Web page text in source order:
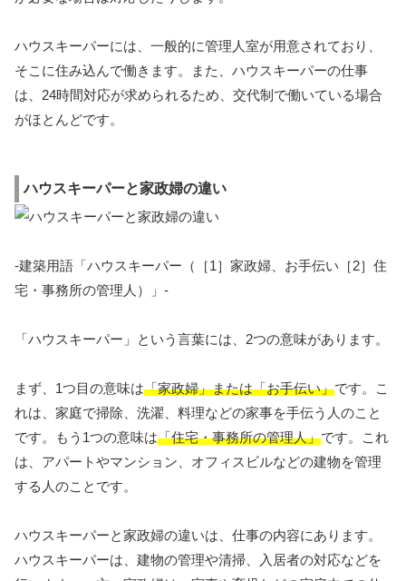
ハウスキーパーには、一般的に管理人室が用意されており、
そこに住み込んで働きます。また、ハウスキーパーの仕事
は、24時間対応が求められるため、交代制で働いている場合
がほとんどです。
ハウスキーパーと家政婦の違い
-建築用語「ハウスキーパー（［1］家政婦、お手伝い［2］住
宅・事務所の管理人）」-
「ハウスキーパー」という言葉には、2つの意味があります。
まず、1つ目の意味は「家政婦」または「お手伝い」です。こ
れは、家庭で掃除、洗濯、料理などの家事を手伝う人のこと
です。もう1つの意味は「住宅・事務所の管理人」です。これ
は、アパートやマンション、オフィスビルなどの建物を管理
する人のことです。
ハウスキーパーと家政婦の違いは、仕事の内容にあります。
ハウスキーパーは、建物の管理や清掃、入居者の対応などを